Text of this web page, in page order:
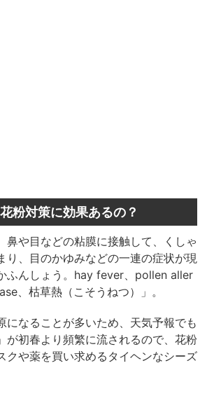
粉対策に効果あるの？
や目などの粘膜に接触して、くしゃ
り、目のかゆみなどの一連の症状が現
ふんしょう。hay fever、pollen aller
、枯草熱（こそうねつ）」。
なることが多いため、天気予報でも
が初春より頻繁に流されるので、花粉
クや薬を買い求めるタイヘンなシーズ